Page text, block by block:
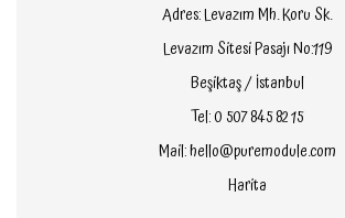
Adres: Levazım Mh. Koru Sk.
Levazım Sitesi Pasajı No:119
Beşiktaş / İstanbul
Tel: 0 507 845 82 15
Mail: hello@puremodule.com
Harita